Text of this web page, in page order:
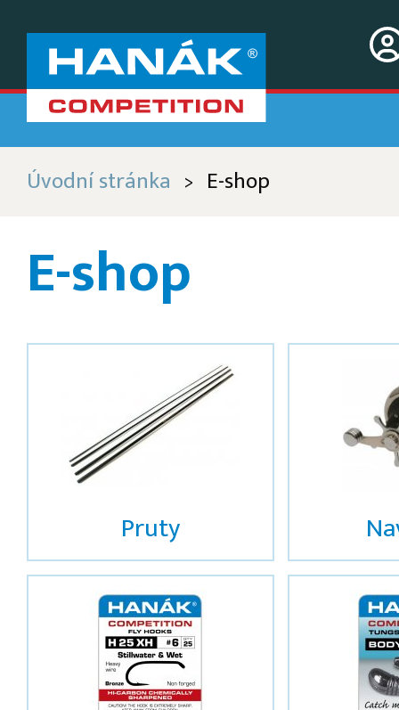
Úvodní stránka > E-shop
E-shop
Pruty